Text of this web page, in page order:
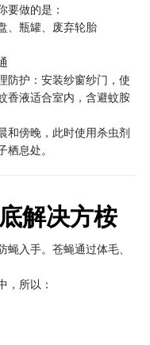
要做的是：
、瓶罐、废弃轮胎
防护：安装纱窗纱门，使
香液适合室内，含避蚊胺
和傍晚，此时使用杀虫剂
息处。
解决方桉
入手。苍蝇通过体毛、
，所以：